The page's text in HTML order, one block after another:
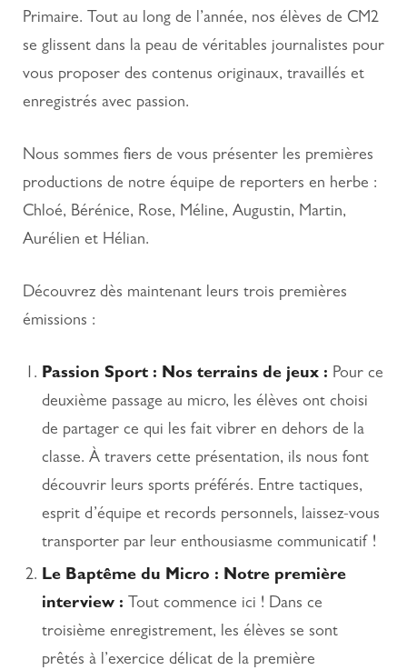
Primaire. Tout au long de l’année, nos élèves de CM2
se glissent dans la peau de véritables journalistes pour
vous proposer des contenus originaux, travaillés et
enregistrés avec passion.
Nous sommes fiers de vous présenter les premières
productions de notre équipe de reporters en herbe :
Chloé, Bérénice, Rose, Méline, Augustin, Martin,
Aurélien et Hélian.
Découvrez dès maintenant leurs trois premières
émissions :
Passion Sport : Nos terrains de jeux : Pour ce
deuxième passage au micro, les élèves ont choisi
de partager ce qui les fait vibrer en dehors de la
classe. À travers cette présentation, ils nous font
découvrir leurs sports préférés. Entre tactiques,
esprit d’équipe et records personnels, laissez-vous
transporter par leur enthousiasme communicatif !
Le Baptême du Micro : Notre première
interview : Tout commence ici ! Dans ce
troisième enregistrement, les élèves se sont
prêtés à l’exercice délicat de la première